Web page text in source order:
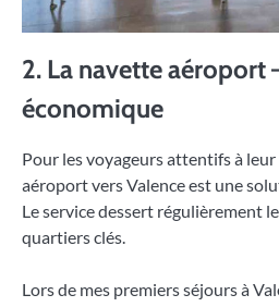
2. La navette aéroport
économique
Pour les voyageurs attentifs à
aéroport vers Valence est une
Le service dessert régulièrement
quartiers clés.
Lors de mes premiers séjours à